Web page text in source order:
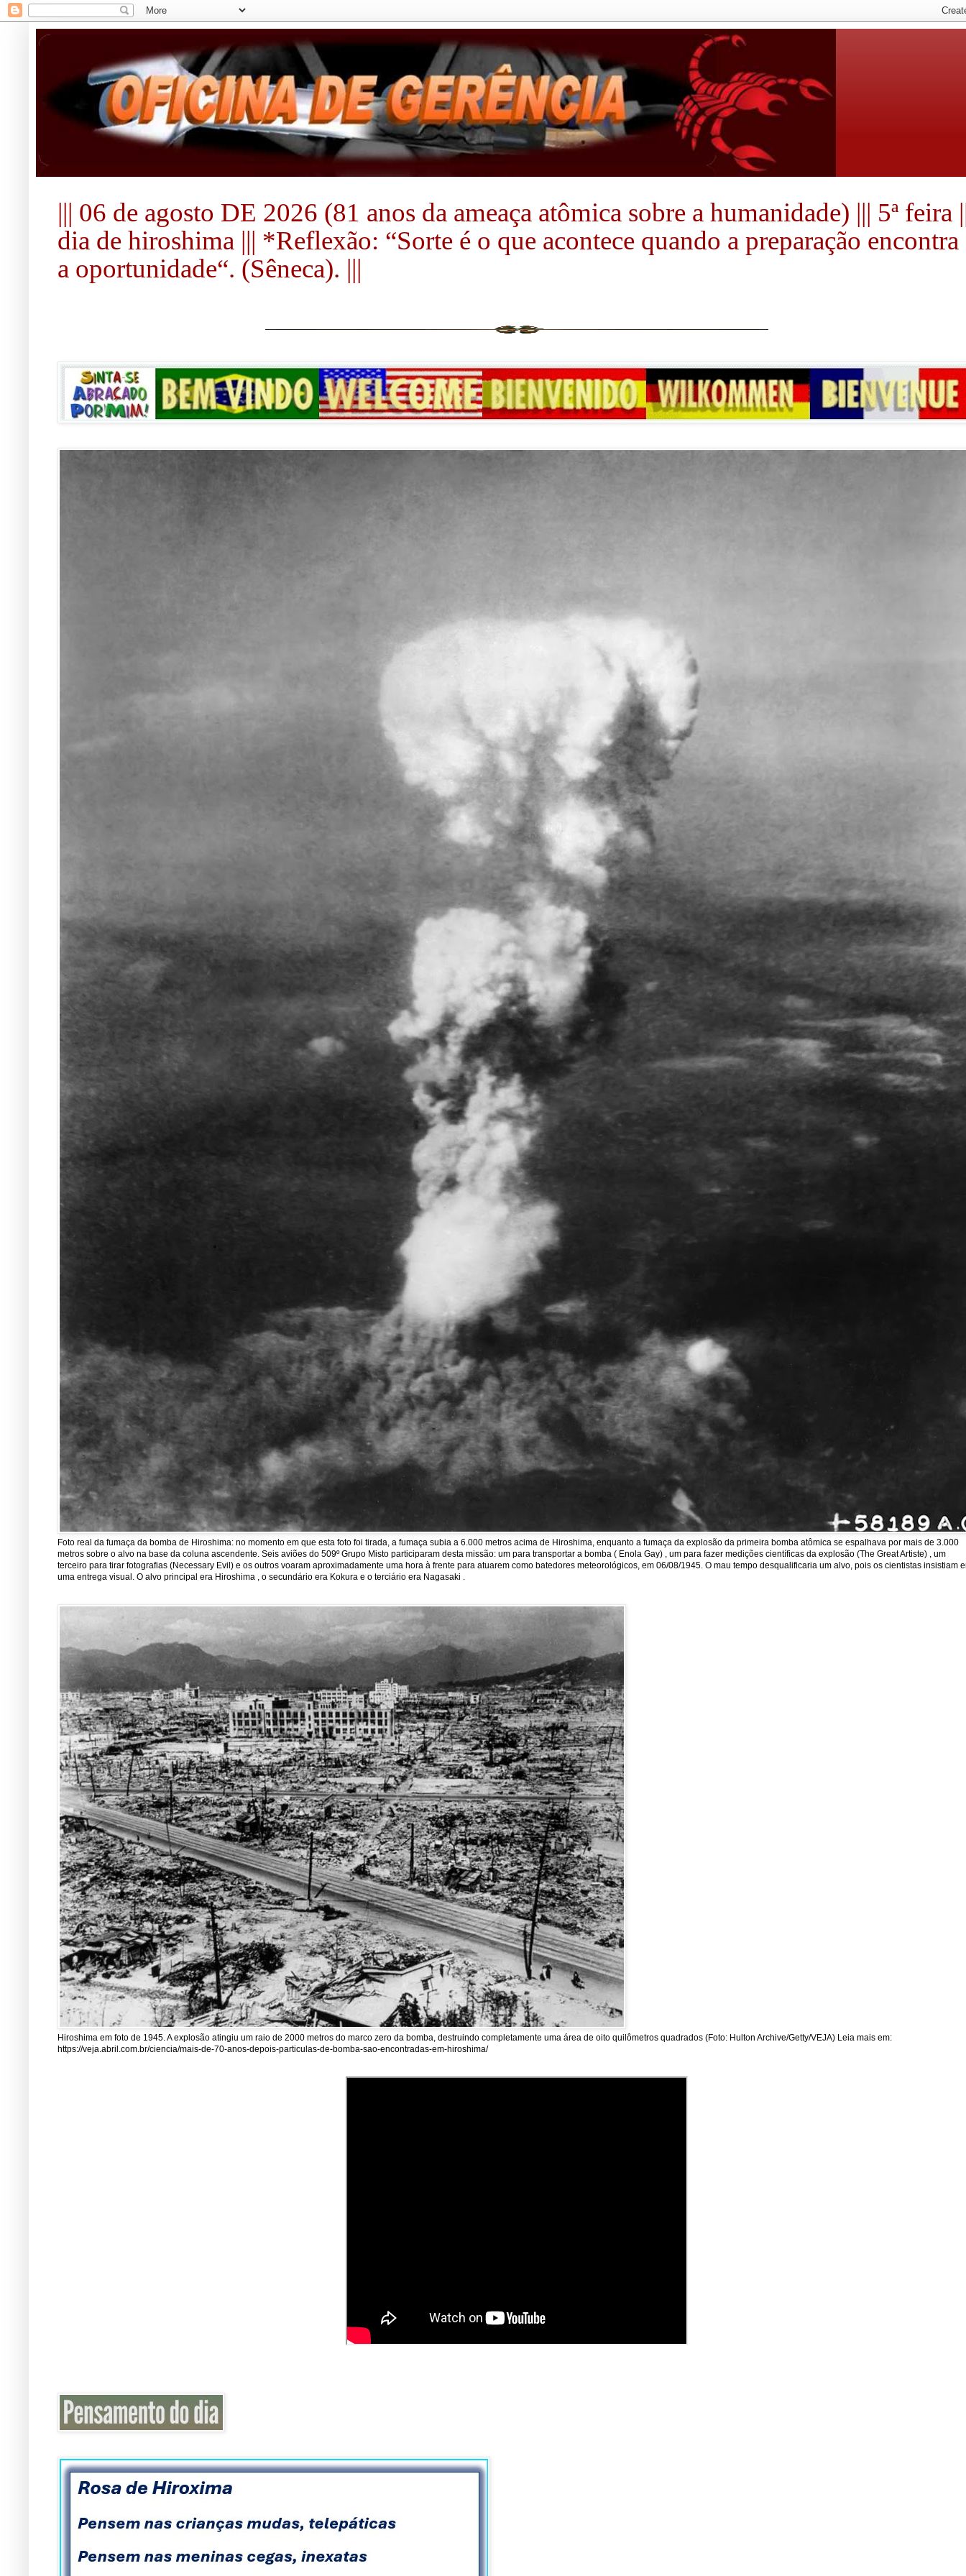
||| 06 de agosto DE 2026 (81 anos da ameaça atômica sobre a humanidade) ||| 5ª feira
dia de hiroshima ||| *Reflexão: “Sorte é o que acontece quando a preparação encontra
a oportunidade“. (Sêneca). |||
Foto real da fumaça da bomba de Hiroshima: no momento em que esta foto foi tirada, a fumaça subia a 6.000 metros acima de Hiroshima, enquanto a fumaça da explosão da primeira bomba atômica se espalhava por mais de 3.000
metros sobre o alvo na base da coluna ascendente. Seis aviões do 509º Grupo Misto participaram desta missão: um para transportar a bomba ( Enola Gay) , um para fazer medições científicas da explosão (The Great Artiste) , um
terceiro para tirar fotografias (Necessary Evil) e os outros voaram aproximadamente uma hora à frente para atuarem como batedores meteorológicos, em 06/08/1945. O mau tempo desqualificaria um alvo, pois os cientistas insistiam
uma entrega visual. O alvo principal era Hiroshima , o secundário era Kokura e o terciário era Nagasaki .
Hiroshima em foto de 1945. A explosão atingiu um raio de 2000 metros do marco zero da bomba, destruindo completamente uma área de oito quilômetros quadrados (Foto: Hulton Archive/Getty/VEJA) Leia mais em:
https://veja.abril.com.br/ciencia/mais-de-70-anos-depois-particulas-de-bomba-sao-encontradas-em-hiroshima/